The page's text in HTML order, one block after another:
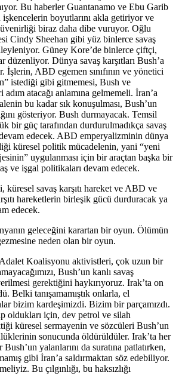
Bu haberler Guantanamo ve Ebu Garib
işkencelerin boyutlarını akla getiriyor ve
biraz daha dibe vuruyor. Oğlu
Cindy Sheehan gibi yüz binlerce savaş
Güney Kore’de binlerce çiftçi,
düzenliyor. Dünya savaş karşıtları Bush’a
İşlerin, ABD egemen sınıfının ve yönetici
istediği gibi gitmemesi, Bush ve
atacağı anlamına gelmemeli. İran’a
bu kadar sık konuşulması, Bush’un
gösteriyor. Bush durmayacak. Temsil
bir güç tarafından durdurulmadıkça savaş
edecek. ABD emperyalizminin dünya
küresel politik mücadelenin, yani “yeni
uygulanması için bir araçtan başka bir
ve işgal politikaları devam edecek.
küresel savaş karşıtı hareket ve ABD ve
hareketlerin birleşik gücü durduracak ya
edecek.
geleceğini karartan bir oyun. Ölümün
neden olan bir oyun.
Koalisyonu aktivistleri, çok uzun bir
Bush’un kanlı savaş
gerektiğini haykırıyoruz. Irak’ta on
Belki tanışamamıştık onlarla, el
bizim kardeşimizdi. Bizim bir parçamızdı.
oldukları için, dev petrol ve silah
küresel sermayenin ve sözcüleri Bush’un
sonucunda öldürüldüler. Irak’ta her
yalanlarını da suratına patlatırken,
gibi İran’a saldırmaktan söz edebiliyor.
Bu çılgınlığı, bu haksızlığı